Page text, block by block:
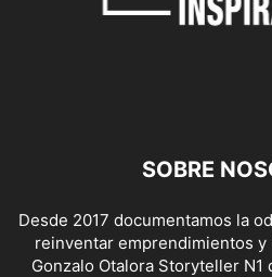
SOBRE
Desde 2017 documentamos la
reinventar emprendimientos
Gonzalo Otalora Storyteller